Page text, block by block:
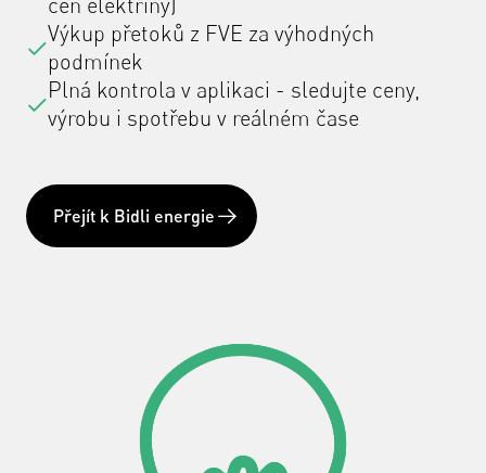
Výkup přetoků z FVE za výhodných
podmínek
Plná kontrola v aplikaci - sledujte ceny,
výrobu i spotřebu v reálném čase
Přejít k Bidli energie